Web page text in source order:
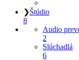
❯Štúdio
8
Audio
2
Slúchadlá
6